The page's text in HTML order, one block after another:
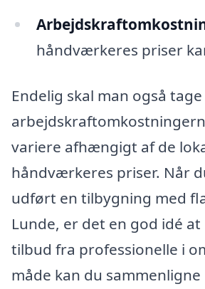
håndværkeres priser
Endelig skal man også
variere afhængigt af de
håndværkeres priser. Når
udført en tilbygning med
Lunde, er det en god idé
tilbud fra professionelle i
måde kan du